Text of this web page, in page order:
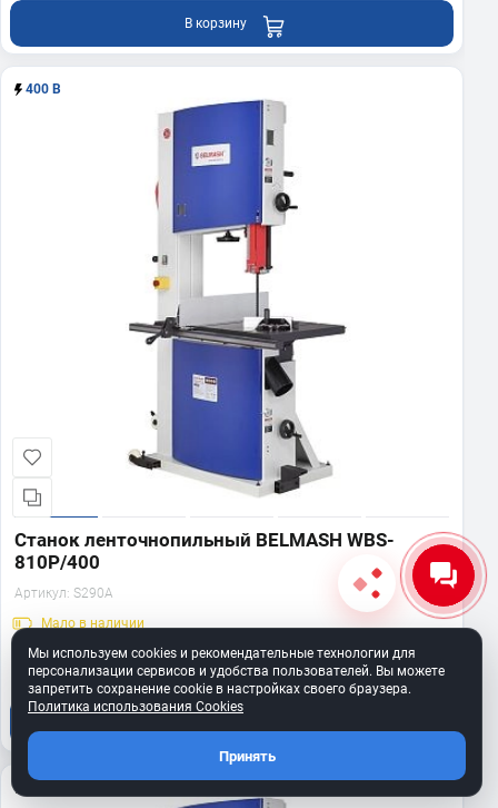
В корзину
400 В
Станок ленточнопильный BELMASH WBS-
810P/400
Артикул: S290A
Мало в наличии
475 990 ₽
Мы используем cookies и рекомендательные технологии для
персонализации сервисов и удобства пользователей. Вы можете
запретить сохранение cookie в настройках своего браузера.
Политика использования Cookies
Принять